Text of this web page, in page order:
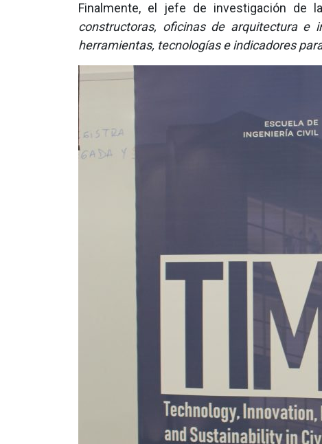
Finalmente, el jefe de investigación de la
constructoras, oficinas de arquitectura e
herramientas, tecnologías e indicadores